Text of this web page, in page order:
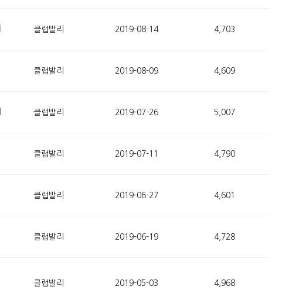
클럽발리 2019-08-14 4,703
클럽발리 2019-08-09 4,609
클럽발리 2019-07-26 5,007
클럽발리 2019-07-11 4,790
클럽발리 2019-06-27 4,601
클럽발리 2019-06-19 4,728
클럽발리 2019-05-03 4,968